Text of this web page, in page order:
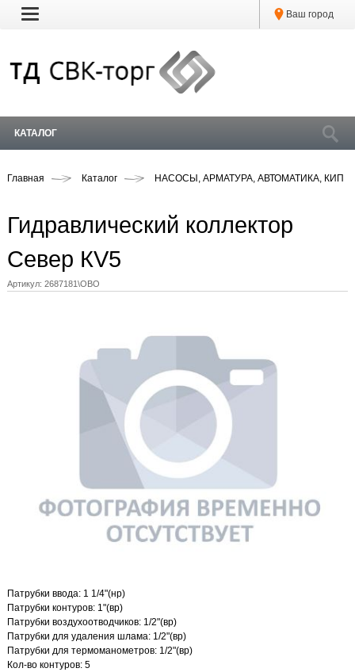
Ваш город
КАТАЛОГ
Главная Каталог НАСОСЫ, АРМАТУРА, АВТОМАТИКА, КИП
Гидравлический коллектор
Север КV5
Артикул: 2687181\OBO
Патрубки ввода: 1 1/4"(нр)
Патрубки контуров: 1"(вр)
Патрубки воздухоотводчиков: 1/2"(вр)
Патрубки для удаления шлама: 1/2"(вр)
Патрубки для термоманометров: 1/2"(вр)
Кол-во контуров: 5